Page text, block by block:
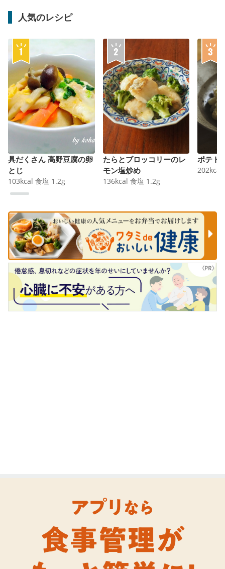
人気のレシピ
具だくさん 高野豆腐の卵
とじ
103kcal 食塩 1.2g
たらとブロッコリーのレ
モン塩炒め
136kcal 食塩 1.2g
ポテト
202kcal